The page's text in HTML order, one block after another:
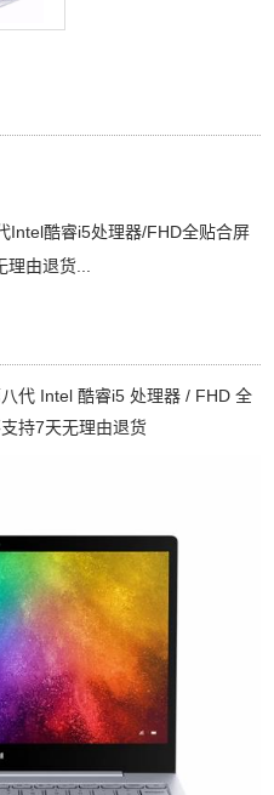
Intel酷睿i5处理器/FHD全贴合屏
由退货...
代 Intel 酷睿i5 处理器 / FHD 全
持7天无理由退货